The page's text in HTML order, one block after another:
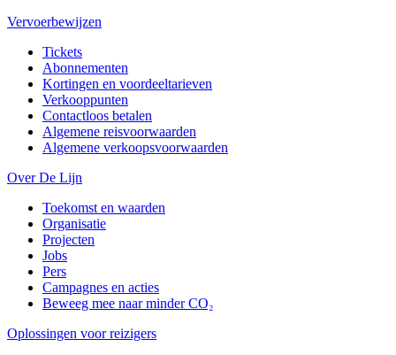
Vervoerbewijzen
Tickets
Abonnementen
Kortingen en voordeeltarieven
Verkooppunten
Contactloos betalen
Algemene reisvoorwaarden
Algemene verkoopsvoorwaarden
Over De Lijn
Toekomst en waarden
Organisatie
Projecten
Jobs
Pers
Campagnes en acties
Beweeg mee naar minder CO₂
Oplossingen voor reizigers